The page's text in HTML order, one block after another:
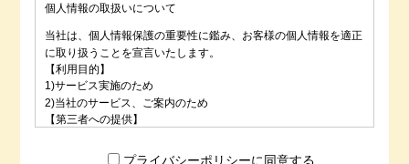
個人情報の取扱いについて
当社は、個人情報保護の重要性に鑑み、お客様の個人情報を適正
に取り扱うことを宣言いたします。
【利用目的】
1)サービス実施のため
2)当社のサービス、ご案内のため
【第三者への提供】
当該本人の同意を得ず第三者に提供することはありません。
プライバシーポリシーに同意する